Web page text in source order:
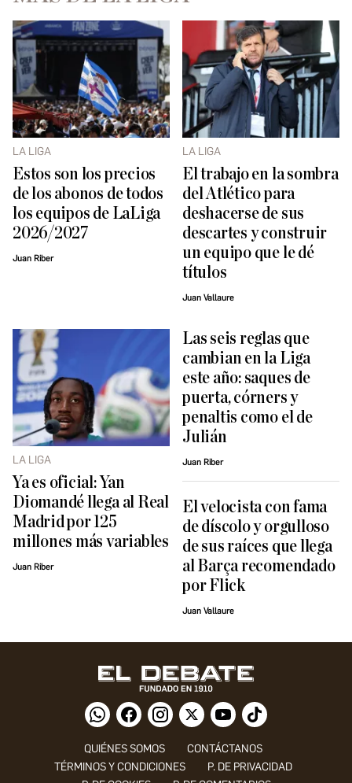
LA LIGA
Estos son los precios
de los abonos de todos
los equipos de LaLiga
2026/2027
Juan Riber
LA LIGA
El trabajo en la sombra
del Atlético para
deshacerse de sus
descartes y construir
un equipo que le dé
títulos
Juan Vallaure
LA LIGA
Ya es oficial: Yan
Diomandé llega al Real
Madrid por 125
millones más variables
Juan Riber
Las seis reglas que
cambian en la Liga
este año: saques de
puerta, córners y
penaltis como el de
Julián
Juan Riber
El velocista con fama
de díscolo y orgulloso
de sus raíces que llega
al Barça recomendado
por Flick
Juan Vallaure
QUIÉNES SOMOS
CONTÁCTANOS
TÉRMINOS Y CONDICIONES
P. DE PRIVACIDAD